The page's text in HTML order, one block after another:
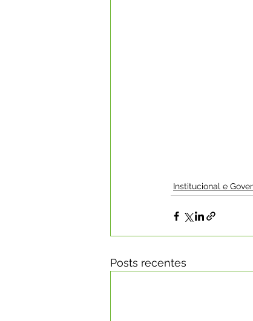
Institucional e
Posts recentes